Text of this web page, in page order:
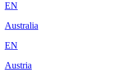
EN
Australia
EN
Austria